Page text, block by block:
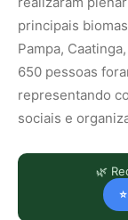
principais
Pampa,
650 pessoas
representando
sociais e
🌿